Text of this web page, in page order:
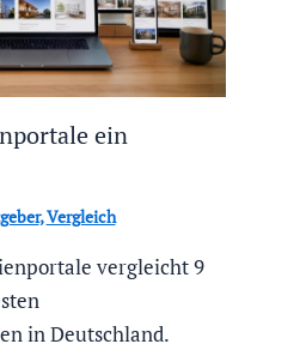
ein
,Vergleich
vergleicht 9
in Deutschland.